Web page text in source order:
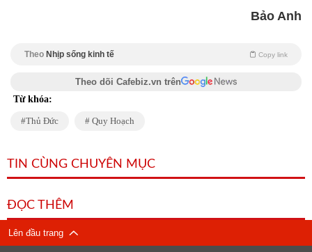
Bảo Anh
Theo Nhịp sống kinh tế Copy link
Theo dõi Cafebiz.vn trên
Từ khóa:
Thủ Đức Quy Hoạch
TIN CÙNG CHUYÊN MỤC
ĐỌC THÊM
Lên đầu trang